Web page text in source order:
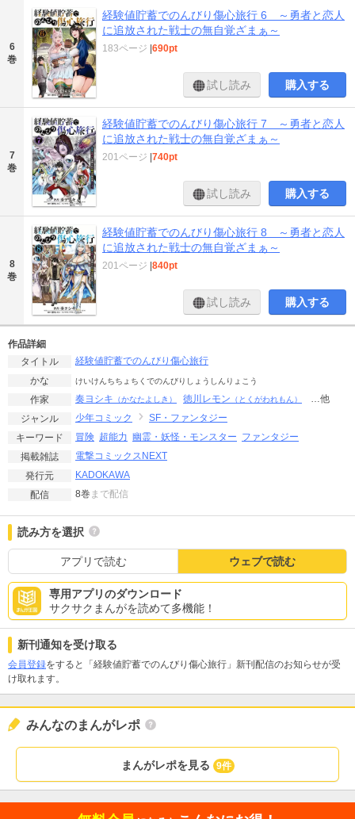
6
巻
経験値貯蓄でのんびり傷心旅行 6 ～勇者と恋人
に追放された戦士の無自覚ざまぁ～
183ページ |690pt
試し読み 購入する
7
巻
経験値貯蓄でのんびり傷心旅行 7 ～勇者と恋人
に追放された戦士の無自覚ざまぁ～
201ページ |740pt
試し読み 購入する
8
巻
経験値貯蓄でのんびり傷心旅行 8 ～勇者と恋人
に追放された戦士の無自覚ざまぁ～
201ページ |840pt
試し読み 購入する
作品詳細
タイトル
経験値貯蓄でのんびり傷心旅行
かな
けいけんちちょちくでのんびりしょうしんりょこう
作家 奏ヨシキ （かなたよしき） 徳川レモン （とくがわれもん）
…他
ジャンル
少年コミック
SF・ファンタジー
キーワード
冒険 超能力 幽霊・妖怪・モンスター ファンタジー
掲載雑誌
電撃コミックスNEXT
発行元
KADOKAWA
配信
8巻 まで配信
読み方を選択
アプリで読む ウェブで読む
専用アプリのダウンロード
サクサクまんがを読めて多機能！
新刊通知を受け取る
会員登録をすると「経験値貯蓄でのんびり傷心旅行」新刊配信のお知らせが受
け取れます。
みんなのまんがレポ
まんがレポを見る 9件